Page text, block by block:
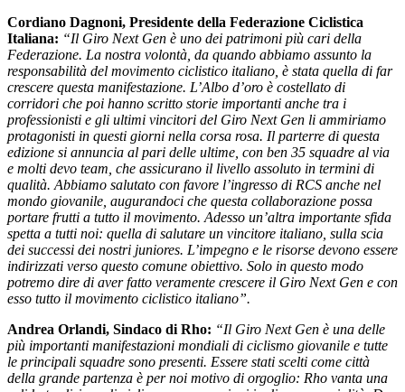
Cordiano Dagnoni, Presidente della Federazione Ciclistica
Italiana: “Il Giro Next Gen è uno dei patrimoni più cari della
Federazione. La nostra volontà, da quando abbiamo assunto la
responsabilità del movimento ciclistico italiano, è stata quella di far
crescere questa manifestazione. L’Albo d’oro è costellato di
corridori che poi hanno scritto storie importanti anche tra i
professionisti e gli ultimi vincitori del Giro Next Gen li ammiriamo
protagonisti in questi giorni nella corsa rosa. Il parterre di questa
edizione si annuncia al pari delle ultime, con ben 35 squadre al via
e molti devo team, che assicurano il livello assoluto in termini di
qualità. Abbiamo salutato con favore l’ingresso di RCS anche nel
mondo giovanile, augurandoci che questa collaborazione possa
portare frutti a tutto il movimento. Adesso un’altra importante sfida
spetta a tutti noi: quella di salutare un vincitore italiano, sulla scia
dei successi dei nostri juniores. L’impegno e le risorse devono essere
indirizzati verso questo comune obiettivo. Solo in questo modo
potremo dire di aver fatto veramente crescere il Giro Next Gen e con
esso tutto il movimento ciclistico italiano”.
Andrea Orlandi, Sindaco di Rho: “Il Giro Next Gen è una delle
più importanti manifestazioni mondiali di ciclismo giovanile e tutte
le principali squadre sono presenti. Essere stati scelti come città
della grande partenza è per noi motivo di orgoglio: Rho vanta una